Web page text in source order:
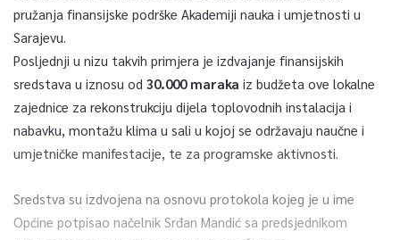
pružanja finansijske podrške Akademiji nauka i umjetnosti u
Sarajevu.
Posljednji u nizu takvih primjera je izdvajanje finansijskih
sredstava u iznosu od 30.000 maraka iz budžeta ove lokalne
zajednice za rekonstrukciju dijela toplovodnih instalacija i
nabavku, montažu klima u sali u kojoj se održavaju naučne i
umjetničke manifestacije, te za programske aktivnosti.
Sredstva su izdvojena na osnovu protokola kojeg je u ime
Općine potpisao načelnik Srđan Mandić sa predsjednikom